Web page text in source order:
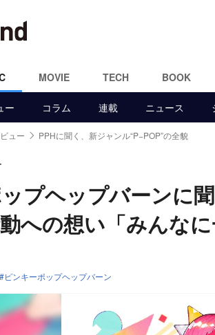
MOVIE TECH BOOK
ー コラム 連載 ニュース
ュー PPHに聞く、新ジャンル“P−POP”の全貌
プヘップバーンに
への想い「みんな
ピンキーポップヘップバーン